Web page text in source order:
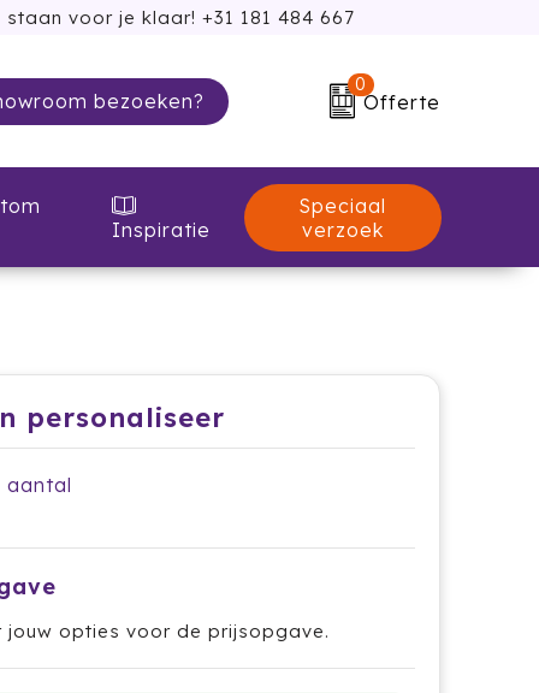
staan voor je klaar! +31 181 484 667
bezoeken?
0
Offerte
Inspiratie
Speciaal
verzoek
personaliseer
aantal
jouw opties voor de prijsopgave.